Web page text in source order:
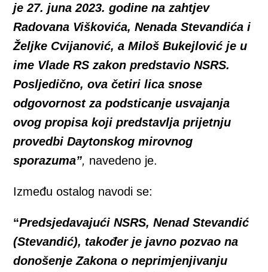
je 27. juna 2023. godine na zahtjev
Radovana Viškovića, Nenada Stevandića i
Željke Cvijanović, a Miloš Bukejlović je u
ime Vlade RS zakon predstavio NSRS.
Posljedično, ova četiri lica snose
odgovornost za podsticanje usvajanja
ovog propisa koji predstavlja prijetnju
provedbi Daytonskog mirovnog
sporazuma”, navedeno je.
Između ostalog navodi se:
“Predsjedavajući NSRS, Nenad Stevandić
(Stevandić), također je javno pozvao na
donošenje Zakona o neprimjenjivanju